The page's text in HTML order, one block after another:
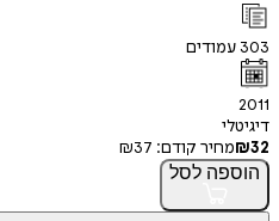
303 עמודים
2011
דיגיטלי
₪32 מחיר קודם: ₪37
הוספה לסל